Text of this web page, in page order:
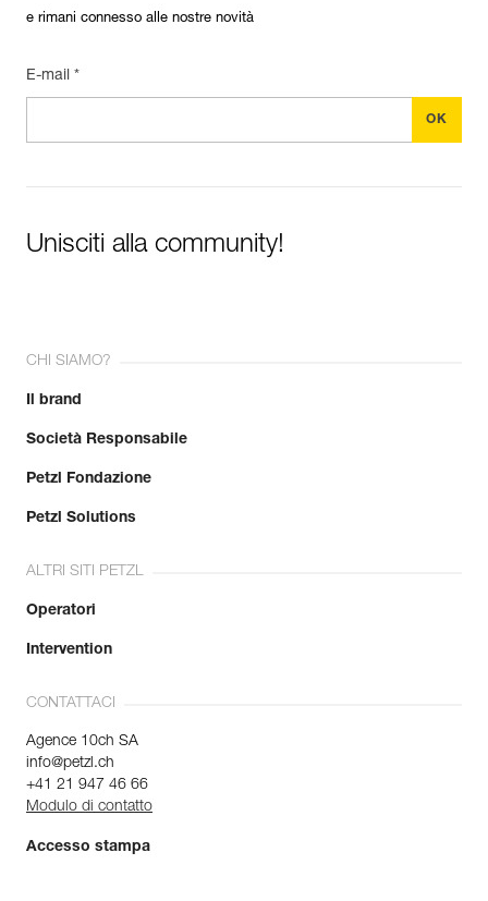
e rimani connesso alle nostre novità
E-mail *
Unisciti alla community!
CHI SIAMO?
Il brand
Società Responsabile
Petzl Fondazione
Petzl Solutions
ALTRI SITI PETZL
Operatori
Intervention
CONTATTACI
Agence 10ch SA
info@petzl.ch
+41 21 947 46 66
Modulo di contatto
Accesso stampa